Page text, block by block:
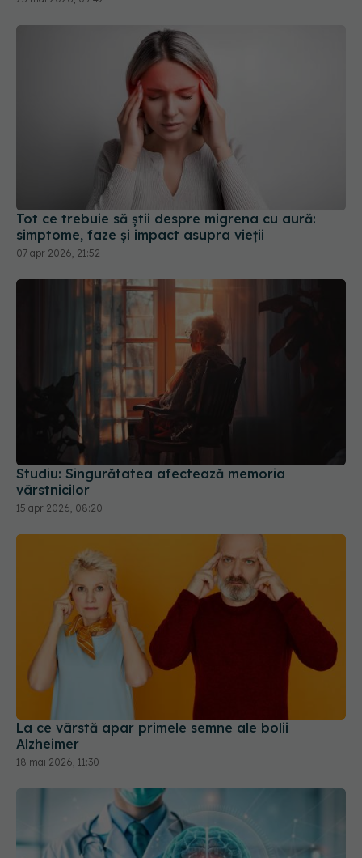
Tot ce trebuie să știi despre migrena cu aură:
simptome, faze și impact asupra vieții
Studiu: Singurătatea afectează memoria
vârstnicilor
15 apr 2026, 08:20
La ce vârstă apar primele semne ale bolii
Alzheimer
18 mai 2026, 11:30